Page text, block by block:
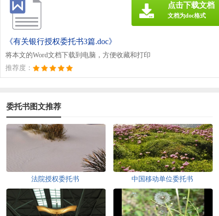
《有关银行授权委托书3篇.doc》
将本文的Word文档下载到电脑，方便收藏和打印
推荐度：
点击下载文档
文档为doc格式
委托书图文推荐
法院授权委托书 中国移动单位委托书